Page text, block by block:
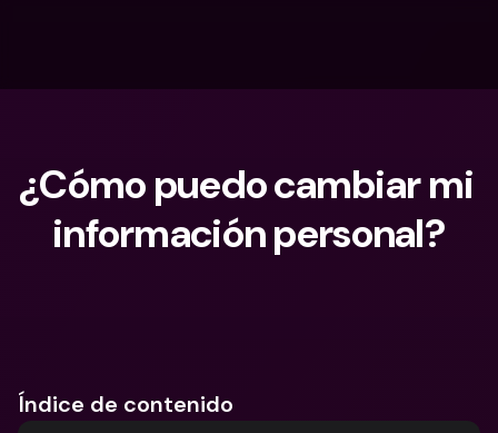
¿Cómo puedo cambiar mi
información personal?
Índice de contenido